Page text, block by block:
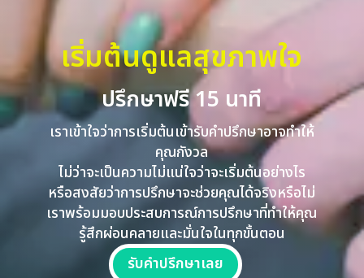
เริ่มต้นดูแลสุขภาพใจ
ปรึกษาฟรี 15 นาที
เราเข้าใจว่าการเริ่มต้นเข้ารับคำปรึกษาอาจทำให้
คุณกังวล
ไม่ว่าจะเป็นความไม่แน่ใจว่าจะเริ่มต้นอย่างไร
หรือสงสัยว่าการปรึกษาจะช่วยคุณได้จริงหรือไม่
เราพร้อมมอบประสบการณ์การปรึกษาที่ทำให้คุณ
รู้สึกผ่อนคลายและมั่นใจในทุกขั้นตอน
รับคำปรึกษาเลย